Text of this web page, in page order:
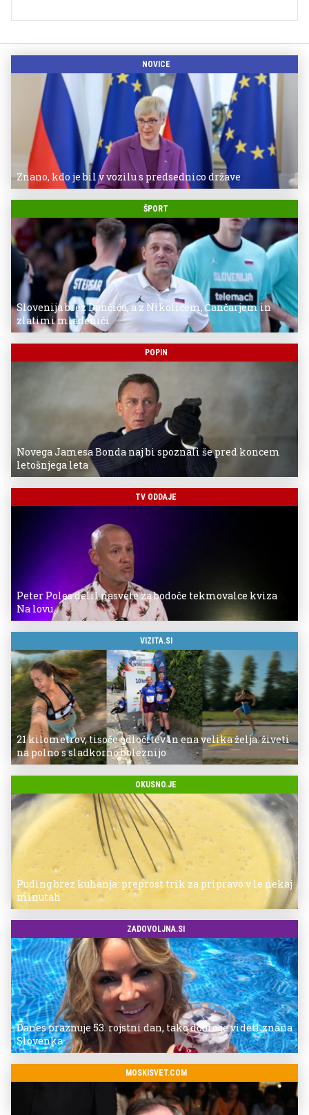
NOVICE
Znano, kdo je bil v vozilu s predsednico države
ŠPORT
Slovenija brez Dončića, a z Nikolićem, Čančarjem in
zlatimi mladeniči
POPIN
Novega Jamesa Bonda naj bi spoznali še pred koncem
letošnjega leta
TV ODDAJE
Peter Poles delil nasvete za bodoče tekmovalce kviza
Na lovu
VIZITA.SI
21 kilometrov, tisoče odločitev in ena velika želja: živeti
na polno s sladkorno boleznijo
OKUSNO.JE
Puding brez kuhanja: preprost trik za pripravo v le nekaj
minutah
ZADOVOLJNA.SI
Danes praznuje 53. rojstni dan, tako dobro je videti znana
Slovenka
MOSKISVET.COM